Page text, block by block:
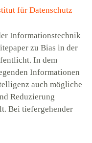
für Datenschutz
Informationstechnik
zu Bias in der
In dem
Informationen
auch mögliche
Reduzierung
Bei tiefergehender